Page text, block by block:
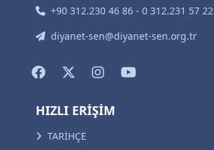
+90 312.230 46 86 - 0 312.231 57 22
diyanet-sen@diyanet-sen.org.tr
HIZLI ERİŞİM
TARİHÇE